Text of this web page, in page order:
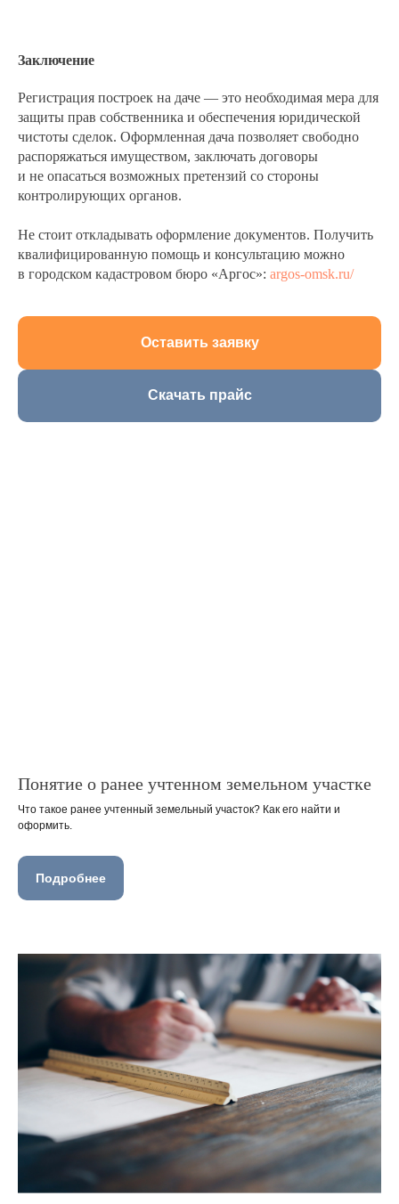
Заключение
Регистрация построек на даче — это необходимая мера для
защиты прав собственника и обеспечения юридической
чистоты сделок. Оформленная дача позволяет свободно
распоряжаться имуществом, заключать договоры
и не опасаться возможных претензий со стороны
контролирующих органов.
Не стоит откладывать оформление документов. Получить
квалифицированную помощь и консультацию можно
в городском кадастровом бюро «Аргос»: argos-omsk.ru/
Оставить заявку
Скачать прайс
Понятие о ранее учтенном земельном участке
Что такое ранее учтенный земельный участок? Как его найти и
оформить.
Подробнее